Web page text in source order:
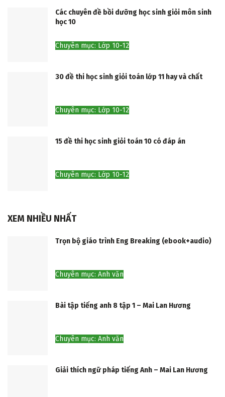
Các chuyên đề bồi dưỡng học sinh giỏi môn sinh
học 10
Chuyên mục: Lớp 10-12
30 đề thi học sinh giỏi toán lớp 11 hay và chất
Chuyên mục: Lớp 10-12
15 đề thi học sinh giỏi toán 10 có đáp án
Chuyên mục: Lớp 10-12
XEM NHIỀU NHẤT
Trọn bộ giáo trình Eng Breaking (ebook+audio)
Chuyên mục: Anh văn
Bài tập tiếng anh 8 tập 1 – Mai Lan Hương
Chuyên mục: Anh văn
Giải thích ngữ pháp tiếng Anh – Mai Lan Hương